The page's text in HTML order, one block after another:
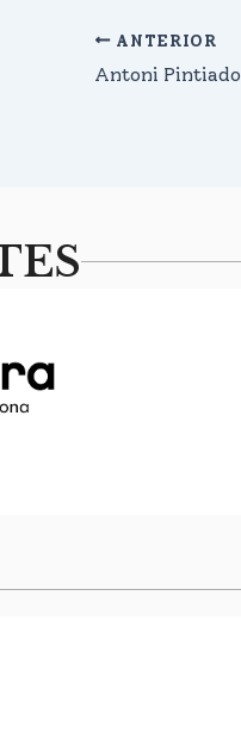
ANTERIOR
Antoni Pintiado